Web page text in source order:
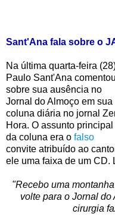
Sant'Ana fala sobre o
Na última quarta-feira
Paulo Sant'Ana comentou
sobre sua ausência no
Jornal do Almoço em sua
coluna diária no jornal
Hora. O assunto principal
da coluna era o falso
convite atribuído ao
ele uma faixa de um CD.
"Recebo uma
volte para o Jornal do
cirurgia